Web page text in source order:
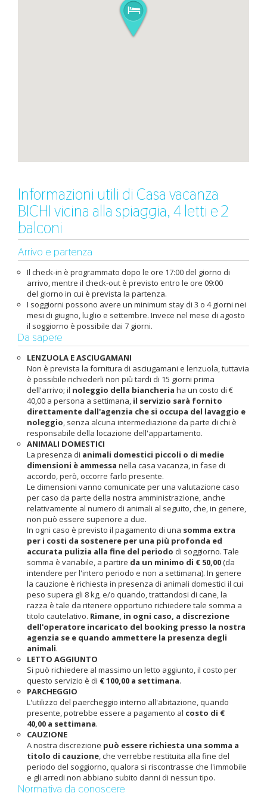
Informazioni utili di Casa vacanza
BICHI vicina alla spiaggia, 4 letti e 2
balconi
Arrivo e partenza
Il check-in è programmato dopo le ore 17:00 del giorno di
arrivo, mentre il check-out è previsto entro le ore 09:00
del giorno in cui è prevista la partenza.
I soggiorni possono avere un minimum stay di 3 o 4 giorni nei
mesi di giugno, luglio e settembre. Invece nel mese di agosto
il soggiorno è possibile dai 7 giorni.
Da sapere
LENZUOLA E ASCIUGAMANI
Non è prevista la fornitura di asciugamani e lenzuola, tuttavia
è possibile richiederli non più tardi di 15 giorni prima
dell'arrivo; il noleggio della biancheria ha un costo di €
40,00 a persona a settimana, il servizio sarà fornito
direttamente dall'agenzia che si occupa del lavaggio e
noleggio, senza alcuna intermediazione da parte di chi è
responsabile della locazione dell'appartamento.
ANIMALI DOMESTICI
La presenza di animali domestici piccoli o di medie
dimensioni è ammessa nella casa vacanza, in fase di
accordo, però, occorre farlo presente.
Le dimensioni vanno comunicate per una valutazione caso
per caso da parte della nostra amministrazione, anche
relativamente al numero di animali al seguito, che, in genere,
non può essere superiore a due.
In ogni caso è previsto il pagamento di una somma extra
per i costi da sostenere per una più profonda ed
accurata pulizia alla fine del periodo di soggiorno. Tale
somma è variabile, a partire da un minimo di € 50,00(da
intendere per l'intero periodo e non a settimana). In genere
la cauzione è richiesta in presenza di animali domestici il cui
peso supera gli 8 kg, e/o quando, trattandosi di cane, la
razza è tale da ritenere opportuno richiedere tale somma a
titolo cautelativo. Rimane, in ogni caso, a discrezione
dell'operatore incaricato del booking presso la nostra
agenzia se e quando ammettere la presenza degli
animali.
LETTO AGGIUNTO
Si può richiedere al massimo un letto aggiunto, il costo per
questo servizio è di € 100,00 a settimana.
PARCHEGGIO
L'utilizzo del paercheggio interno all'abitazione, quando
presente, potrebbe essere a pagamento al costo di €
40,00 a settimana.
CAUZIONE
A nostra discrezione può essere richiesta una somma a
titolo di cauzione, che verrebbe restituita alla fine del
periodo del soggiorno, qualora si riscontrasse che l'immobile
e gli arredi non abbiano subito danni di nessun tipo.
Normativa da conoscere